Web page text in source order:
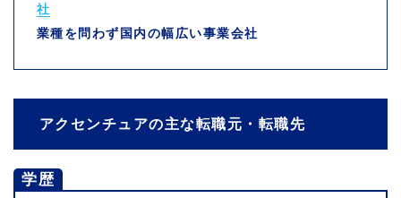
社
業種を問わず国内の幅広い事業会社
アクセンチュアの主な転職元・転職先
学歴